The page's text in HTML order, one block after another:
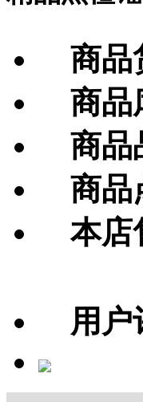
商品
商品
商品
商品
本店
用户